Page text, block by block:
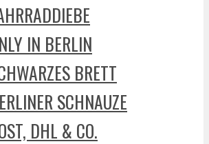
IN BERLIN
BRETT
SCHNAUZE
DHL & CO.